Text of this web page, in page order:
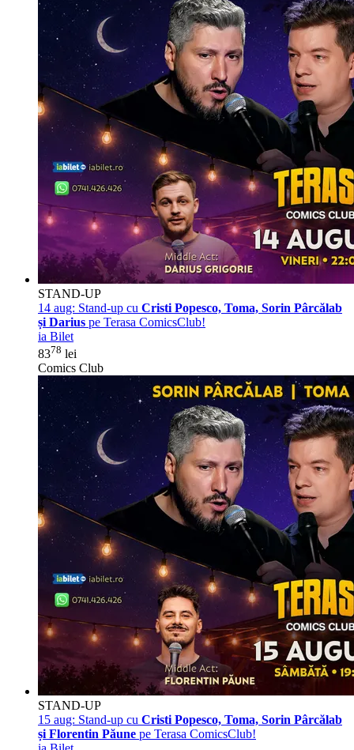
STAND-UP
14 aug: Stand-up cu Cristi Popesco, Toma, Sorin Pârcălab
și Darius pe Terasa ComicsClub!
ia Bilet
8378 lei
Comics Club
STAND-UP
15 aug: Stand-up cu Cristi Popesco, Toma, Sorin Pârcălab
și Florentin Păune pe Terasa ComicsClub!